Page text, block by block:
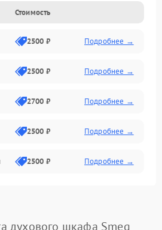
Стоимость
2500 ₽ Подробнее →
2500 ₽ Подробнее →
2700 ₽ Подробнее →
2500 ₽ Подробнее →
2500 ₽ Подробнее →
духового шкафа Smeg